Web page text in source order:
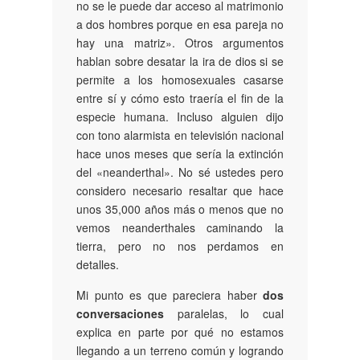
no se le puede dar acceso al matrimonio
a dos hombres porque en esa pareja no
hay una matriz». Otros argumentos
hablan sobre desatar la ira de dios si se
permite a los homosexuales casarse
entre sí y cómo esto traería el fin de la
especie humana. Incluso alguien dijo
con tono alarmista en televisión nacional
hace unos meses que sería la extinción
del «neanderthal». No sé ustedes pero
considero necesario resaltar que hace
unos 35,000 años más o menos que no
vemos neanderthales caminando la
tierra, pero no nos perdamos en
detalles.
Mi punto es que pareciera haber dos
conversaciones paralelas, lo cual
explica en parte por qué no estamos
llegando a un terreno común y logrando